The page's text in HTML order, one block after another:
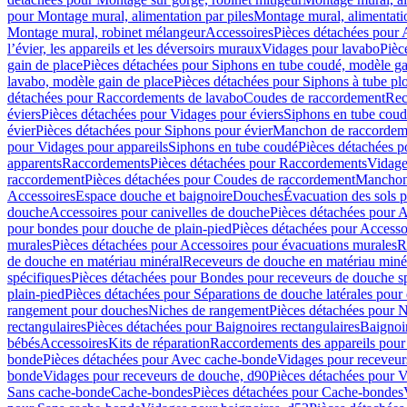
pour Montage mural, alimentation par pilesMontage mural,
Montage mural, robinet mélangeurAccessoiresPièces détachées pour
l’évier, les appareils et les déversoirs murauxVidages pour lavabo
gain de placePièces détachées pour Siphons en tube coudé, modèle
lavabo, modèle gain de placePièces détachées pour Siphons à tube
détachées pour Raccordements de lavaboCoudes de raccordement
éviersPièces détachées pour Vidages pour éviersSiphons en tube
évierPièces détachées pour Siphons pour évierManchon de
pour Vidages pour appareilsSiphons en tube coudéPièces détachées
apparentsRaccordementsPièces détachées pour Raccordements
raccordementPièces détachées pour Coudes de raccordement
AccessoiresEspace douche et baignoireDouchesÉvacuation des sols
doucheAccessoires pour canivelles de douchePièces détachées pour
pour bondes pour douche de plain-piedPièces détachées pour
muralesPièces détachées pour Accessoires pour évacuations murales
de douche en matériau minéralReceveurs de douche en matériau
spécifiquesPièces détachées pour Bondes pour receveurs de douche
plain-piedPièces détachées pour Séparations de douche latérales
rangement pour douchesNiches de rangementPièces détachées pour
rectangulairesPièces détachées pour Baignoires rectangulaires
bébésAccessoiresKits de réparationRaccordements des appareils
bondePièces détachées pour Avec cache-bondeVidages pour
bondeVidages pour receveurs de douche, d90Pièces détachées pour
Sans cache-bondeCache-bondesPièces détachées pour Cache-bondes